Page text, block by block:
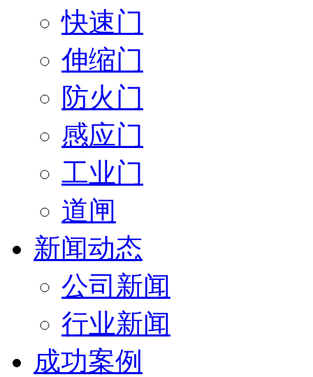
快速门
伸缩门
防火门
感应门
工业门
道闸
新闻动态
公司新闻
行业新闻
成功案例